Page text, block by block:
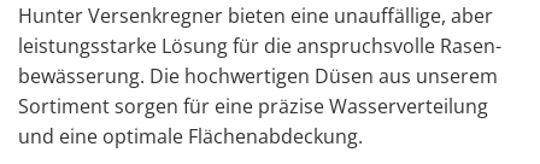
Hun­ter Ver­senk­reg­ner bie­ten eine un­auf­fäl­li­ge, aber
leis­tungs­star­ke Lö­sung für die an­spruchs­vol­le Ra­sen­
be­wäs­se­rung. Die hoch­wer­ti­gen Düsen aus un­se­rem
Sor­ti­ment sor­gen für eine prä­zi­se Was­ser­ver­tei­lung
und eine op­ti­ma­le Flä­chen­ab­de­ckung.